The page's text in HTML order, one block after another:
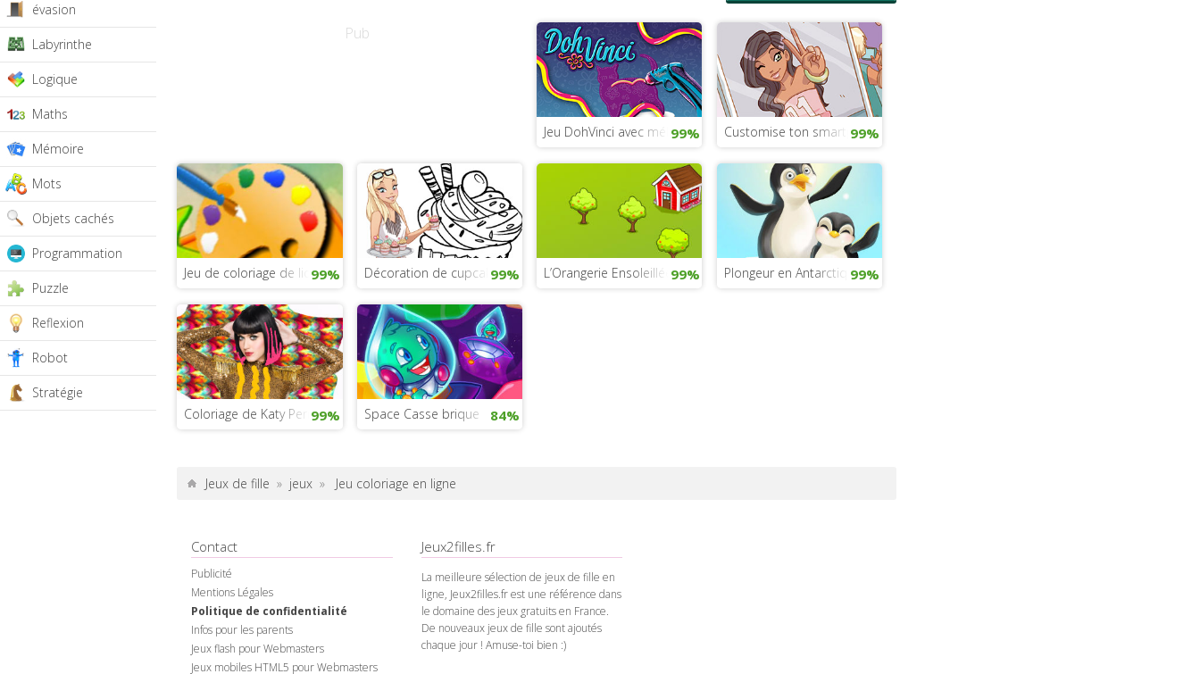
évasion
Labyrinthe
Logique
Maths
Mémoire
Mots
Objets cachés
Programmation
Puzzle
Reflexion
Robot
Stratégie
Pub
Jeu DohVinci avec mélangeur de couleur
99% Customise ton smartphone avec Lea
99%
Jeu de coloriage de licorne
99% Décoration de cupcakes avec Lilou
99% L’Orangerie Ensoleillée99% Plongeur en Antarctique99%
Coloriage de Katy Perry99% Space Casse brique 84%
Jeux de fille » jeux » Jeu coloriage en ligne
Contact
Publicité
Mentions Légales
Politique de confidentialité
Infos pour les parents
Jeux flash pour Webmasters
Jeux mobiles HTML5 pour Webmasters
Jeux2filles.fr
La meilleure sélection de jeux de fille en
ligne, Jeux2filles.fr est une référence dans
le domaine des jeux gratuits en France.
De nouveaux jeux de fille sont ajoutés
chaque jour ! Amuse-toi bien :)